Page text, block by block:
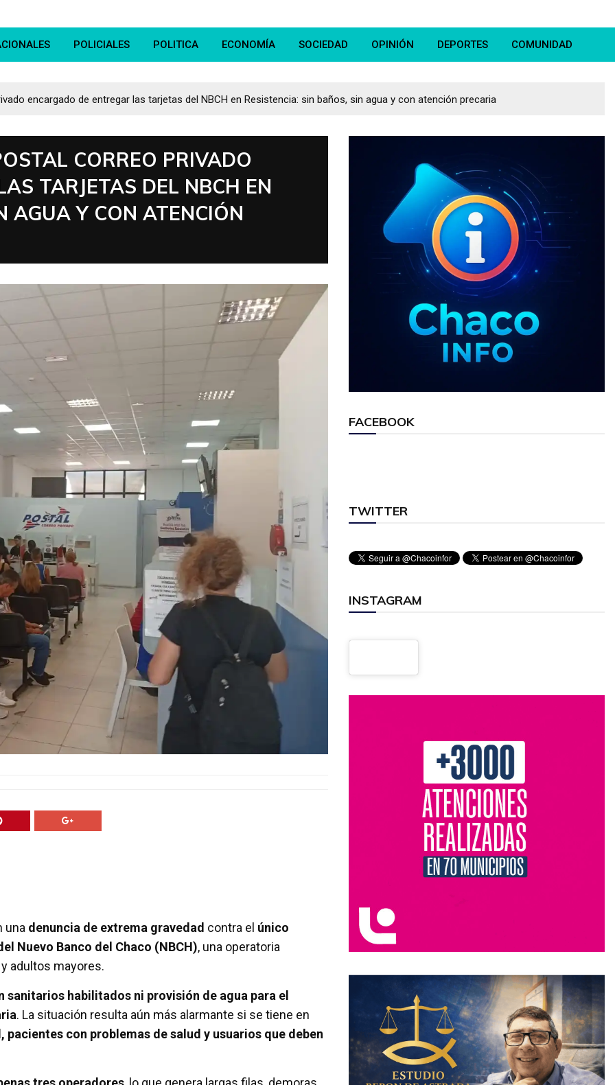
POLICIALES POLITICA ECONOMÍA SOCIEDAD OPINIÓN DEPORTES COMUNIDAD
encargado de entregar las tarjetas del NBCH en Resistencia: sin baños, sin agua y con atención precaria
CORREO PRIVADO
TARJETAS DEL NBCH EN
AGUA Y CON ATENCIÓN
una denuncia de extrema gravedad contra el único
Nuevo Banco del Chaco (NBCH), una operatoria
adultos mayores.
sanitarios habilitados ni provisión de agua para el
. La situación resulta aún más alarmante si se tiene en
pacientes con problemas de salud y usuarios que deben
FACEBOOK
TWITTER
INSTAGRAM